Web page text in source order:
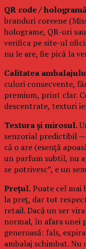
QR code /
branduri coreene
holograme, QR-uri
verifica pe site-ul
nu le are, fie pică la
Calitatea
culori consecvente,
premium, print clar.
descentrate, texturi
Textura și mirosul.
senzorial predictibil
că o are (esență
un parfum subtil, nu
se potrivesc”, e un
Prețul.Poate cel mai
la preț, dar tot
retail. Dacă un ser
normal, în afara unei
generoasă: fals,
ambalaj schimbat.